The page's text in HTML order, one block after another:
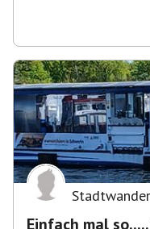
Einfach mal